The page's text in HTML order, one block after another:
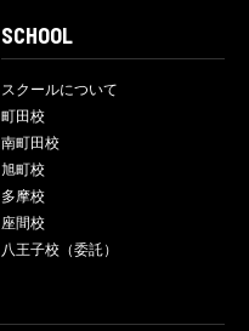
SCHOOL
スクールについて
町田校
南町田校
旭町校
多摩校
座間校
八王子校（委託）